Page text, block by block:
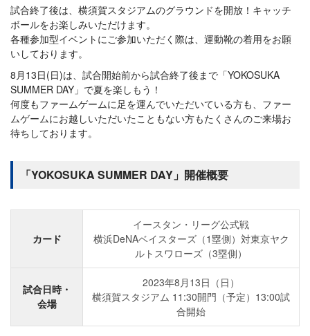
試合終了後は、横須賀スタジアムのグラウンドを開放！キャッチ
ボールをお楽しみいただけます。
各種参加型イベントにご参加いただく際は、運動靴の着用をお願
いしております。
8月13日(日)は、試合開始前から試合終了後まで「YOKOSUKA
SUMMER DAY」で夏を楽しもう！
何度もファームゲームに足を運んでいただいている方も、ファー
ムゲームにお越しいただいたこともない方もたくさんのご来場お
待ちしております。
「YOKOSUKA SUMMER DAY」開催概要
カード
イースタン・リーグ公式戦
横浜DeNAベイスターズ（1塁側）対東京ヤク
ルトスワローズ（3塁側）
試合日時・
会場
2023年8月13日（日）
横須賀スタジアム 11:30開門（予定）13:00試
合開始